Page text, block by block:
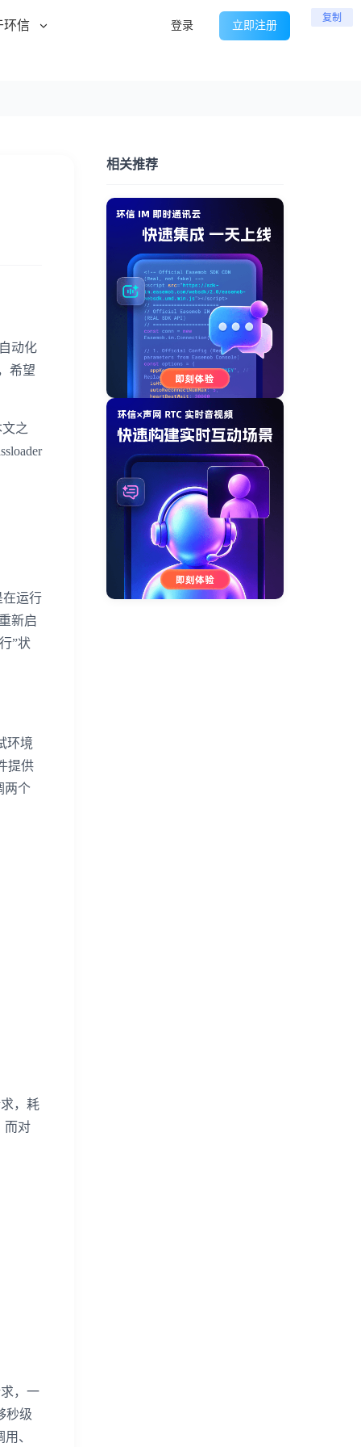
环信 登录 立即注册
动化
希望
之
在运行
新启
”状
环境
提供
两个
，耗
而对
，一
秒级
、
复制
相关推荐